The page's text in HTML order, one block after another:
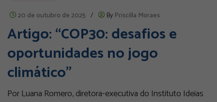
20 de outubro de 2025 / By Priscilla Moraes
Artigo: “COP30: desafios e
oportunidades no jogo
climático”
Por Luana Romero, diretora-executiva do Instituto Ideias